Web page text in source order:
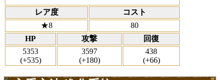
レア度
コスト
★8
80
HP
攻撃
回復
5353
(+535)
3597
(+180)
438
(+66)